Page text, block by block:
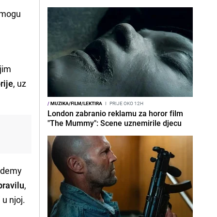
, uz
,
njoj.
/MUZIKA/FILM/LEKTIRA I PRIJE OKO 12H
London zabranio reklamu za horor film
"The Mummy": Scene uznemirile djecu